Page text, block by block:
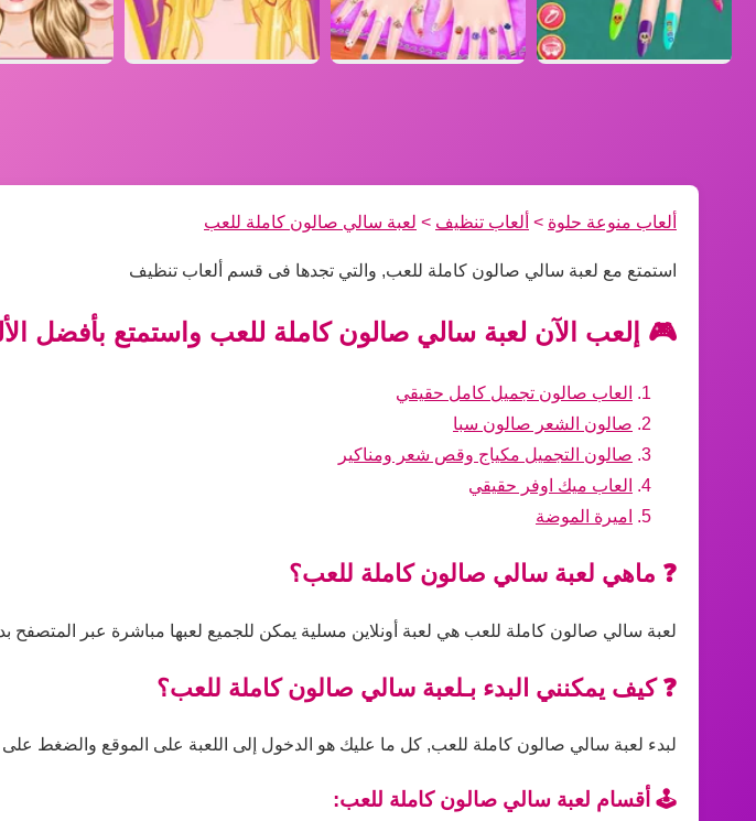
ألعاب منوعة حلوة > ألعاب تنظيف > لعبة سالي صالون كاملة للعب
استمتع مع لعبة سالي صالون كاملة للعب, والتي تجدها فى قسم ألعاب تنظيف
🎮 إلعب الآن لعبة سالي صالون كاملة للعب واستمتع بأفضل
العاب صالون تجميل كامل حقيقي
صالون الشعر صالون سبا
صالون التجميل مكياج وقص شعر ومناكير
العاب ميك اوفر حقيقي
اميرة الموضة
❓ ماهي لعبة سالي صالون كاملة للعب؟
لعبة سالي صالون كاملة للعب هي لعبة أونلاين مسلية يمكن للجميع لعبها مباشرة عبر المتصفح
❓ كيف يمكنني البدء بـلعبة سالي صالون كاملة للعب؟
لبدء لعبة سالي صالون كاملة للعب, كل ما عليك هو الدخول إلى اللعبة على الموقع والضغط على
🕹️ أقسام لعبة سالي صالون كاملة للعب: